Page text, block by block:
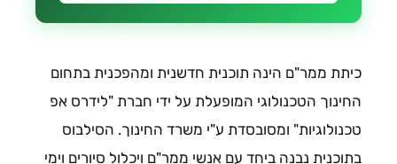
כיתת ממר"ם הינה תוכנית חדשנית ומהפכנית בתחום
החינוך הטכנולוגי המופעלת על ידי חברת "לידרס אפ
טכנולוגיות" ומסובסדת ע"י משרד החינוך. הסילבוס
בתוכנית נבנה ביחד עם אנשי ממר"ם ויכלול סיורים וימי